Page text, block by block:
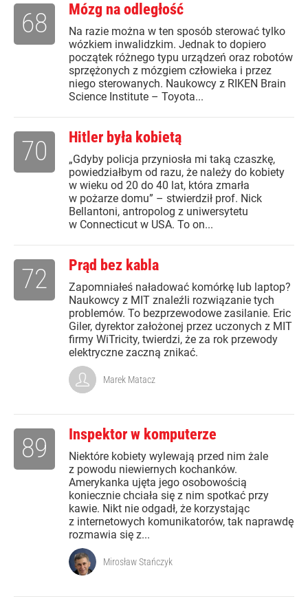
Mózg na odległość
Na razie można w ten sposób sterować tylko
wózkiem inwalidzkim. Jednak to dopiero
początek różnego typu urządzeń oraz robotów
sprzężonych z mózgiem człowieka i przez
niego sterowanych. Naukowcy z RIKEN Brain
Science Institute – Toyota...
68
Hitler była kobietą
„Gdyby policja przyniosła mi taką czaszkę,
powiedziałbym od razu, że należy do kobiety
w wieku od 20 do 40 lat, która zmarła
w pożarze domu” – stwierdził prof. Nick
Bellantoni, antropolog z uniwersytetu
w Connecticut w USA. To on...
70
Prąd bez kabla
Zapomniałeś naładować komórkę lub laptop?
Naukowcy z MIT znaleźli rozwiązanie tych
problemów. To bezprzewodowe zasilanie. Eric
Giler, dyrektor założonej przez uczonych z MIT
firmy WiTricity, twierdzi, że za rok przewody
elektryczne zaczną znikać.
72
Marek Matacz
Inspektor w komputerze
Niektóre kobiety wylewają przed nim żale
z powodu niewiernych kochanków.
Amerykanka ujęta jego osobowością
koniecznie chciała się z nim spotkać przy
kawie. Nikt nie odgadł, że korzystając
z internetowych komunikatorów, tak naprawdę
rozmawia się z...
89
Mirosław Stańczyk